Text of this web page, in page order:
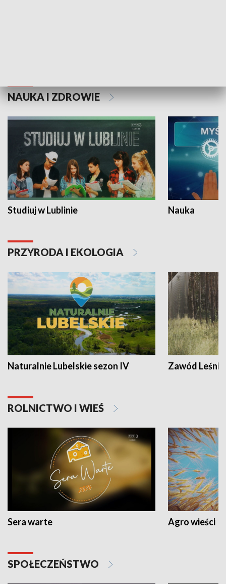
NAUKA I ZDROWIE
Studiuj w Lublinie Nauka
PRZYRODA I EKOLOGIA
Naturalnie Lubelskie sezon IV Zawód Leśnik
ROLNICTWO I WIEŚ
Sera warte Agro wieści
SPOŁECZEŃSTWO